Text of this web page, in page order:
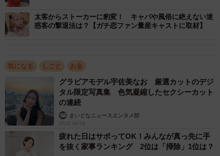
2/5
元セクシー女優のフリーライター・たかなし亜妖
「リプだけで応援」「ただ構ってほしいだけ」お
じさんたちは闇深い
太客からストーカーに豹変！ キャバや風俗に絶えない迷
惑客の撃退法は？【ガチ恋ファン量産キャストに取材】
気になる しごと お金
グラビアモデル宇佐美なお 厳選カットのデジ
タル限定写真集 色気凝縮したセクシーカット
の連続
まいどなニュースエンタメ部
2026.08.09
疲れた日はサボってOK！みんなが真っ先に手
を抜く家事ランキング 2位は「掃除」1位は？